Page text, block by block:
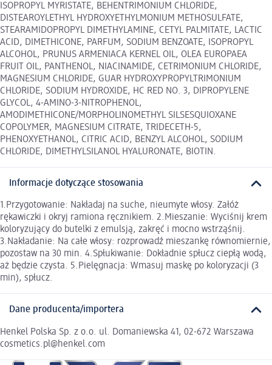
ISOPROPYL MYRISTATE, BEHENTRIMONIUM CHLORIDE,
DISTEAROYLETHYL HYDROXYETHYLMONIUM METHOSULFATE,
STEARAMIDOPROPYL DIMETHYLAMINE, CETYL PALMITATE, LACTIC
ACID, DIMETHICONE, PARFUM, SODIUM BENZOATE, ISOPROPYL
ALCOHOL, PRUNUS ARMENIACA KERNEL OIL, OLEA EUROPAEA
FRUIT OIL, PANTHENOL, NIACINAMIDE, CETRIMONIUM CHLORIDE,
MAGNESIUM CHLORIDE, GUAR HYDROXYPROPYLTRIMONIUM
CHLORIDE, SODIUM HYDROXIDE, HC RED NO. 3, DIPROPYLENE
GLYCOL, 4-AMINO-3-NITROPHENOL,
AMODIMETHICONE/MORPHOLINOMETHYL SILSESQUIOXANE
COPOLYMER, MAGNESIUM CITRATE, TRIDECETH-5,
PHENOXYETHANOL, CITRIC ACID, BENZYL ALCOHOL, SODIUM
CHLORIDE, DIMETHYLSILANOL HYALURONATE, BIOTIN.
Informacje dotyczące stosowania
1.Przygotowanie: Nakładaj na suche, nieumyte włosy. Załóż
rękawiczki i okryj ramiona ręcznikiem. 2.Mieszanie: Wyciśnij krem
koloryzujący do butelki z emulsją, zakręć i mocno wstrząśnij.
3.Nakładanie: Na całe włosy: rozprowadź mieszankę równomiernie,
pozostaw na 30 min. 4.Spłukiwanie: Dokładnie spłucz ciepłą wodą,
aż będzie czysta. 5.Pielęgnacja: Wmasuj maskę po koloryzacji (3
min), spłucz.
Dane producenta/importera
Henkel Polska Sp. z o.o. ul. Domaniewska 41, 02-672 Warszawa
cosmetics.pl@henkel.com